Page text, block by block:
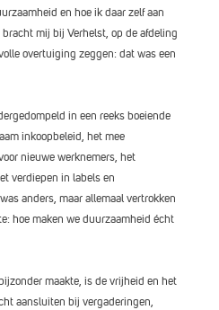
en hoe ik daar zelf aan
mij bij Verhelst, op de afdeling
overtuiging zeggen: dat was een
in een reeks boeiende
inkoopbeleid, het mee
nieuwe werknemers, het
verdiepen in labels en
anders, maar allemaal vertrokken
hoe maken we duurzaamheid écht
maakte, is de vrijheid en het
aansluiten bij vergaderingen,